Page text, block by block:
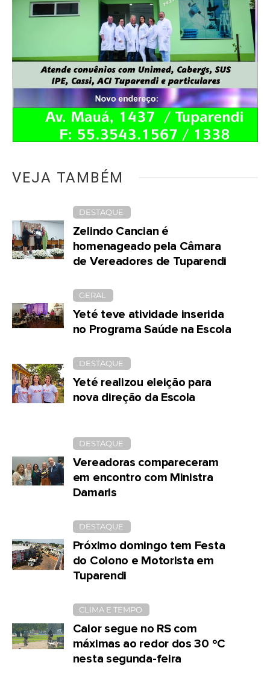
VEJA TAMBÉM
DESTAQUE
Zelindo Cancian é
homenageado pela Câmara
de Vereadores de Tuparendi
GERAL
Yeté teve atividade inserida
no Programa Saúde na Escola
DESTAQUE
Yeté realizou eleição para
nova direção da Escola
DESTAQUE
Vereadoras compareceram
em encontro com Ministra
Damaris
DESTAQUE
Próximo domingo tem Festa
do Colono e Motorista em
Tuparendi
CLIMA E TEMPO
Calor segue no RS com
máximas ao redor dos 30 ºC
nesta segunda-feira